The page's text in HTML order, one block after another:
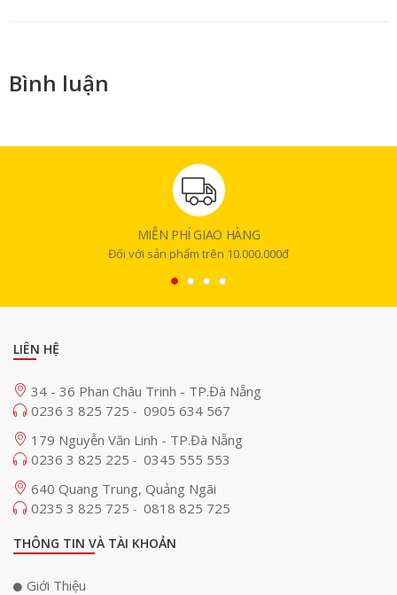
Bình luận
MIỄN PHÍ GIAO HÀNG
Đối với sản phẩm trên 10.000.000đ
LIÊN HỆ
34 - 36 Phan Châu Trinh - TP.Đà Nẵng
0236 3 825 725 - 0905 634 567
179 Nguyễn Văn Linh - TP.Đà Nẵng
0236 3 825 225 - 0345 555 553
640 Quang Trung, Quảng Ngãi
0235 3 825 725 - 0818 825 725
THÔNG TIN VÀ TÀI KHOẢN
Giới Thiệu